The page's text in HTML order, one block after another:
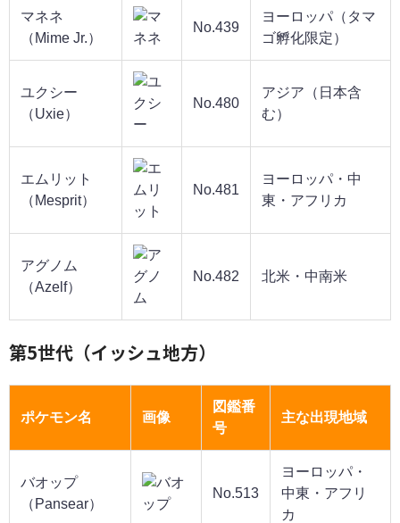
マネネ
（Mime Jr.）
No.439
ヨーロッパ（タマ
ゴ孵化限定）
ユクシー
（Uxie）
No.480
アジア（日本含
む）
エムリット
（Mesprit）
No.481
ヨーロッパ・中
東・アフリカ
アグノム
（Azelf）
No.482 北米・中南米
第5世代（イッシュ地方）
ポケモン名 画像
図鑑番
号
主な出現地域
バオップ
（Pansear）
No.513
ヨーロッパ・
中東・アフリ
カ